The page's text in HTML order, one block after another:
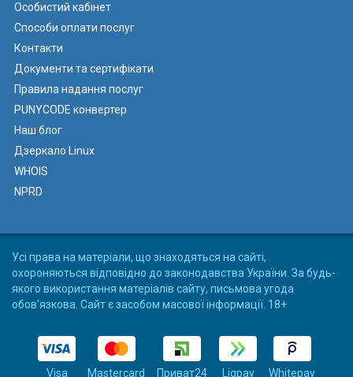
Особистий кабінет
Способи оплати послуг
Контакти
Документи та сертифікати
Правила надання послуг
PUNYCODE конвертер
Наш блог
Дзеркало Linux
WHOIS
NPRD
Усі права на матеріали, що знаходяться на сайті,
охороняються відповідно до законодавства України. За будь-
якого використання матеріалів сайту, письмова угода
обов'язкова. Сайт є засобом масової інформації. 18+
Visa Mastercard Приват24 Liqpay Whitepay